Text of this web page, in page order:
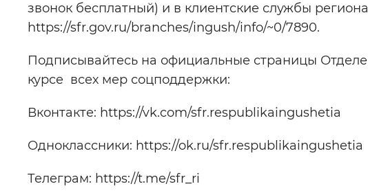
звонок бесплатный) и в клиентские службы
https://sfr.gov.ru/branches/ingush/info/~0/7890.
Подписывайтесь на официальные страницы
курсе всех мер соцподдержки:
Вконтакте: https://vk.com/sfr.respublikaingushetia
Одноклассники: https://ok.ru/sfr.respublikaingushetia
Телеграм: https://t.me/sfr_ri